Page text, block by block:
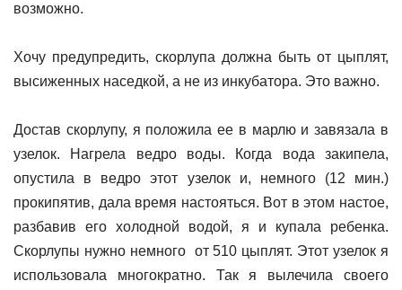
возможно.
Хочу предупредить, скорлупа должна быть от цыплят,
высиженных наседкой, а не из инкубатора. Это важно.
Достав скорлупу, я положила ее в марлю и завязала в
узелок. Нагрела ведро воды. Когда вода закипела,
опустила в ведро этот узелок и, немного (12 мин.)
прокипятив, дала время настояться. Вот в этом настое,
разбавив его холодной водой, я и купала ребенка.
Скорлупы нужно немного от 510 цыплят. Этот узелок я
использовала многократно. Так я вылечила своего